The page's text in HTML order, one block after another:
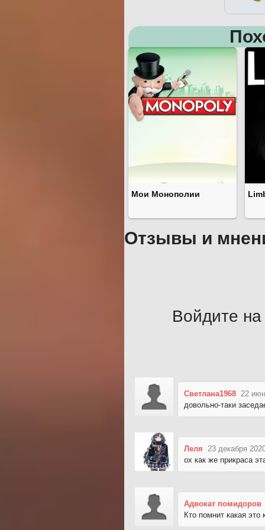
Мои Монополии
Отзывы и
Войдите на
Светлана1968 22
довольно-таки
Леля
23 декабря
ох как же прикраса
Адвокат помидоров
Кто помнит какая